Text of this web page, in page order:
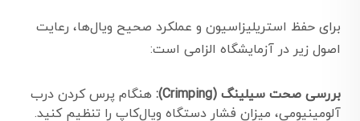
برای حفظ استریلیزاسیون و عملکرد صحیح ویال‌ها، رعایت
اصول زیر در آزمایشگاه الزامی است:
بررسی صحت سیلینگ (Crimping):
هنگام پرس کردن درب
آلومینیومی، میزان فشار دستگاه ویال‌کاپ را تنظیم کنید.